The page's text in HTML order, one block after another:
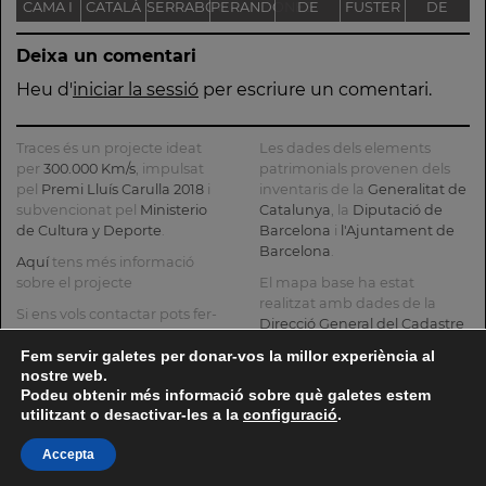
CAMA I
ESCURRA
CATALÀ SERRABOUPERANDONES
- CASA
FARJAS
DE
L'ANTIGA
C.E.L.O.
FUSTER
DE
NOSTRA
DE LA
Deixa un comentari
Heu d'iniciar la sessió per escriure un comentari.
Traces és un projecte ideat
per 300.000 Km/s , impulsat
pel Premi Lluís Carulla 2018 i
subvencionat pel Ministerio
de Cultura y Deporte
Aquí tens més informació
sobre el projecte
Si ens vols contactar pots fer-
ho ainfo@tracesmap.org
Les dades dels elements
patrimonials provenen dels
inventaris de la Generalitat de
Catalunya , la Diputació de
Barcelona i l'Ajuntament de
Barcelona
El mapa base ha estat
realitzat amb dades de la
Direcció General del Cadastre
Geològic de Catalunya, la
Generalitat de Catalunya
OpenStreetMap
Fem servir galetes per donar-vos la millor experiència al
nostre web.
Podeu obtenir més informació sobre què galetes estem
utilitzant o desactivar-les a la configuració.
Accepta